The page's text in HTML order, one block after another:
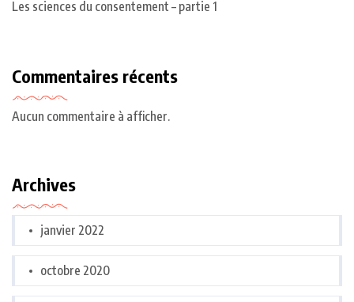
Les sciences du consentement – partie 1
Commentaires récents
Aucun commentaire à afficher.
Archives
janvier 2022
octobre 2020